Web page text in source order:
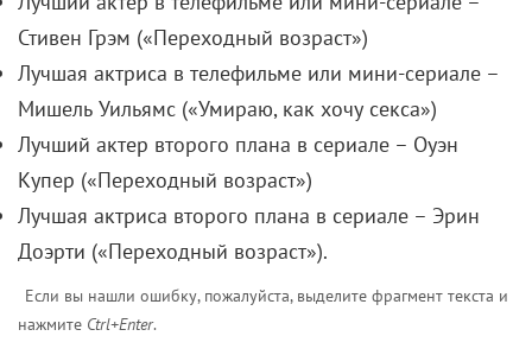
Стивен Грэм («Переходный возраст»)
Лучшая актриса в телефильме или мини-сериале –
Мишель Уильямс («Умираю, как хочу секса»)
Лучший актер второго плана в сериале – Оуэн
Купер («Переходный возраст»)
Лучшая актриса второго плана в сериале – Эрин
Доэрти («Переходный возраст»).
Если вы нашли ошибку, пожалуйста, выделите фрагмент текста и
нажмите Ctrl+Enter.